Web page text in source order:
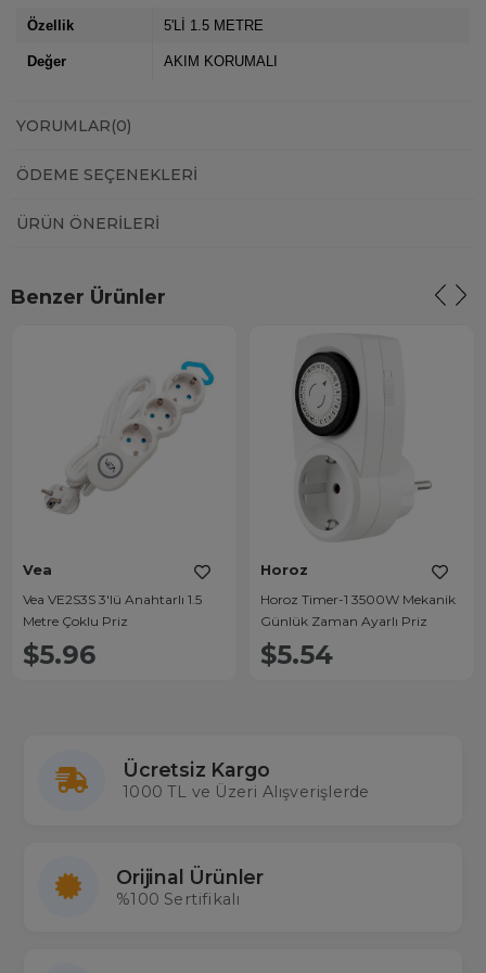
Özellik 5'Lİ 1.5 METRE
Değer AKIM KORUMALI
YORUMLAR(0)
ÖDEME SEÇENEKLERI
ÜRÜN ÖNERILERI
Benzer Ürünler
Vea
Vea VE2S3S 3'lü Anahtarlı 1.5
Metre Çoklu Priz
$5.96
Horoz
Horoz Timer-1 3500W Mekanik
Günlük Zaman Ayarlı Priz
$5.54
Ücretsiz Kargo
1000 TL ve Üzeri Alışverişlerde
Orijinal Ürünler
%100 Sertifikalı